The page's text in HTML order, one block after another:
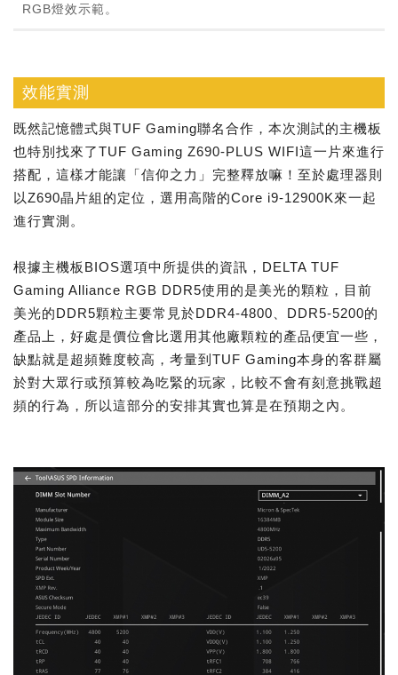
RGB燈效示範。
效能實測
既然記憶體式與TUF Gaming聯名合作，本次測試的主機板
也特別找來了TUF Gaming Z690-PLUS WIFI這一片來進行
搭配，這樣才能讓「信仰之力」完整釋放嘛！至於處理器則
以Z690晶片組的定位，選用高階的Core i9-12900K來一起
進行實測。
根據主機板BIOS選項中所提供的資訊，DELTA TUF
Gaming Alliance RGB DDR5使用的是美光的顆粒，目前
美光的DDR5顆粒主要常見於DDR4-4800、DDR5-5200的
產品上，好處是價位會比選用其他廠顆粒的產品便宜一些，
缺點就是超頻難度較高，考量到TUF Gaming本身的客群屬
於對大眾行或預算較為吃緊的玩家，比較不會有刻意挑戰超
頻的行為，所以這部分的安排其實也算是在預期之內。